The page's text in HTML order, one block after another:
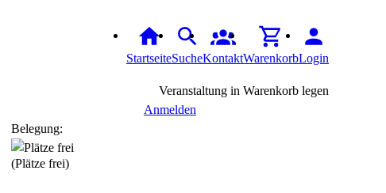
StartseiteSucheKontaktWarenkorbLogin
Veranstaltung in Warenkorb legen
Anmelden
Belegung:
(Plätze frei)